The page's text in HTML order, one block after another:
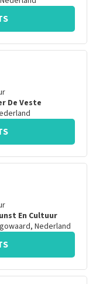
De Veste
En Cultuur
, Nederland